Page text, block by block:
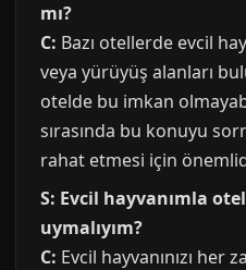
mı?
C: Bazı otellerde evcil
veya yürüyüş alanları
otelde bu imkan
sırasında bu konuyu
rahat etmesi için
S: Evcil hayvanımla
uymalıyım?
C: Evcil hayvanınızı her